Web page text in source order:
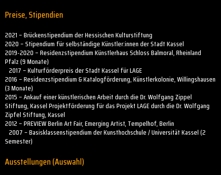
Preise, Stipendien
2021 – Brückenstipendium der Hessischen Kulturstiftung
2020 – Stipendium für selbständige Künstler:innen der Stadt Kassel
2019-2020 – Residenzstipendium Künstlerhaus Schloss Balmoral, Rheinland
Pfalz (9 Monate)
2017 – Kulturförderpreis der Stadt Kassel für LAGE
2016 – Residenzstipendium & Katalogförderung, Künstlerkolonie, Willingshausen
(3 Monate)
2015 – Ankauf einer künstlerischen Arbeit durch die Dr. Wolfgang Zippel
Stiftung, Kassel Projektförderung für das Projekt LAGE durch die Dr. Wolfgang
Zipfel Stiftung, Kassel
2012 – PREVIEW Berlin Art Fair, Emerging Artist, Tempelhof, Berlin
2007 – Basisklassenstipendium der Kunsthochschule / Universität Kassel (2
Semester)
Ausstellungen (Auswahl)